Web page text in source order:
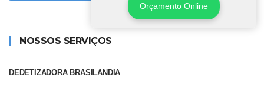
NOSSOS SERVIÇOS
DEDETIZADORA BRASILANDIA
Orçamento Online